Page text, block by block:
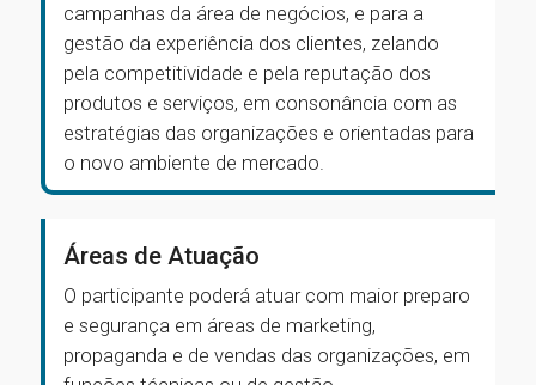
campanhas da área de negócios, e para a
gestão da experiência dos clientes, zelando
pela competitividade e pela reputação dos
produtos e serviços, em consonância com as
estratégias das organizações e orientadas para
o novo ambiente de mercado.
Áreas de Atuação
O participante poderá atuar com maior preparo
e segurança em áreas de marketing,
propaganda e de vendas das organizações, em